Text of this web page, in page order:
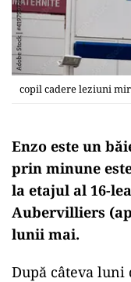
copil cadere leziuni
Enzo este un
prin minune
la etajul al 16-
Aubervilliers
lunii mai.
După câteva